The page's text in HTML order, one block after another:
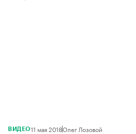
ВИДЕО11 мая 2018Олег Лозовой